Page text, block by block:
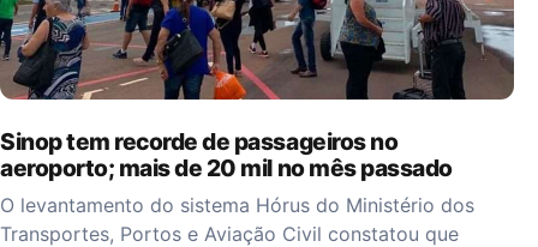
Sinop tem recorde de passageiros no
aeroporto; mais de 20 mil no mês passado
O levantamento do sistema Hórus do Ministério dos
Transportes, Portos e Aviação Civil constatou que